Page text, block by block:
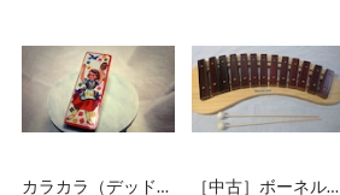
カラカラ（デッドス
［中古］ボーネルン